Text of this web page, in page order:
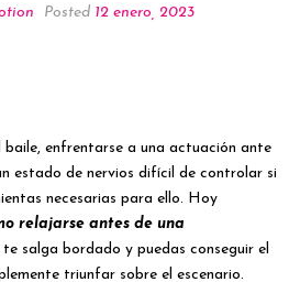
Posted 12 enero, 2023
baile, enfrentarse a una actuación ante
estado de nervios difícil de controlar si
necesarias para ello. Hoy
relajarse antes de una
salga bordado y puedas conseguir el
triunfar sobre el escenario.